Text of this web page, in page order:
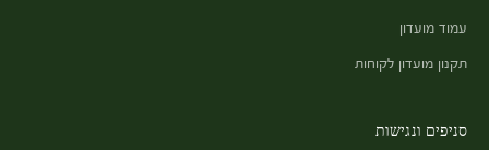
עמוד מועדון
תקנון מועדון לקוחות
סניפים ונגישות